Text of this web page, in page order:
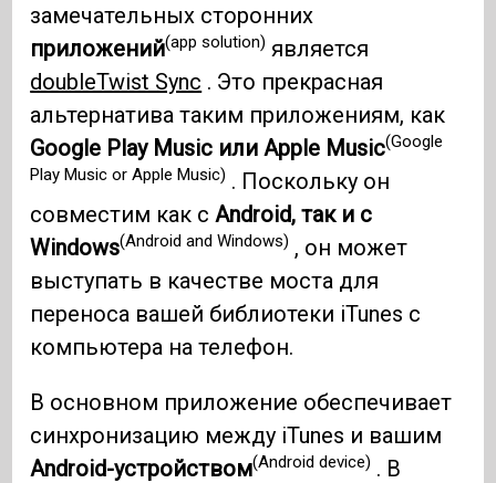
замечательных сторонних
приложений(app solution) является
doubleTwist Sync . Это прекрасная
альтернатива таким приложениям, как
Google Play Music или Apple Music(Google
Play Music or Apple Music) . Поскольку он
совместим как с Android, так и с
Windows(Android and Windows) , он может
выступать в качестве моста для
переноса вашей библиотеки iTunes с
компьютера на телефон.
В основном приложение обеспечивает
синхронизацию между iTunes и вашим
Android-устройством(Android device) . В